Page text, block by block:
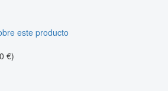
este producto
€)